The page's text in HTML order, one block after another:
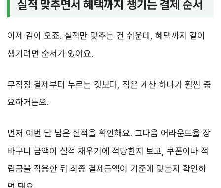
실적 맞추면서 혜택까지 챙기는 결제 순서
이제 감이 오죠. 실적만 맞추는 건 쉬운데, 혜택까지 같이
챙기려면 순서가 있어요.
무작정 결제부터 누르는 것보다, 작은 계산 하나가 훨씬 중
요하거든요.
먼저 이번 달 남은 실적을 확인해요. 그다음 어라운드율 장
바구니 금액이 실적 채우기에 적당한지 보고, 쿠폰이나 적
립금을 적용한 뒤 최종 결제금액이 기준에 맞는지 확인하